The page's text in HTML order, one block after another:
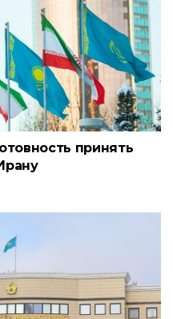
принять